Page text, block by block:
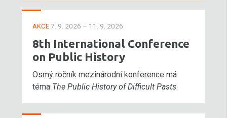
AKCE7. 9. 2026 – 11. 9. 2026
8th International Conference
on Public History
Osmý ročník mezinárodní konference má
téma The Public History of Difficult Pasts.